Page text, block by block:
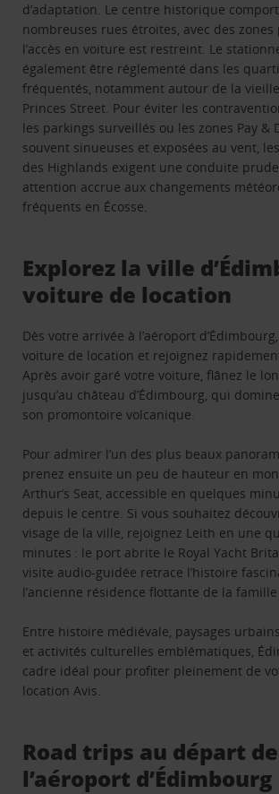
d’adaptation. Le centre historique
nombreuses rues étroites, avec des zones
l’accès en voiture est restreint. Le
également être réglementé dans les
fréquentés, notamment autour de la
Princes Street. Pour éviter les
les parkings surveillés ou les zones Pay &
souvent sinueuses et exposées au vent,
des Highlands exigent une conduite
attention accrue aux changements
fréquents en Écosse.
Explorez la ville
voiture de location
Dès votre arrivée à l’aéroport
voiture de location et rejoignez
Après avoir garé votre voiture, flânez le
jusqu’au château d’Édimbourg, qui
son promontoire volcanique.
Pour admirer l’un des plus beaux
prenez ensuite un peu de hauteur en
Arthur’s Seat, accessible en quelques
depuis le centre. Si vous souhaitez
visage de la ville, rejoignez Leith en une
minutes : le port abrite le Royal Yacht
visite audio-guidée retrace l’histoire
l’ancienne résidence flottante de la
Entre histoire médiévale, paysages
et activités culturelles emblématiques,
cadre idéal pour profiter pleinement de
location Avis.
Road trips au départ de
l’aéroport d’Édimbourg